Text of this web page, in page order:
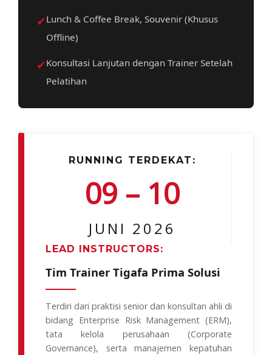
✔Lunch & Coffee Break, Souvenir (Khusus
Offline)
✔Konsultasi Lanjutan dengan Trainer Setelah
Pelatihan
RUNNING TERDEKAT:
09 – 10
JUNI 2026
LEAD INSTRUCTORS:
Tim Trainer Tigafa Prima Solusi
Terdiri dari praktisi senior dan konsultan ahli di
bidang Enterprise Risk Management (ERM),
tata kelola perusahaan (Corporate
Governance), serta manajemen kepatuhan